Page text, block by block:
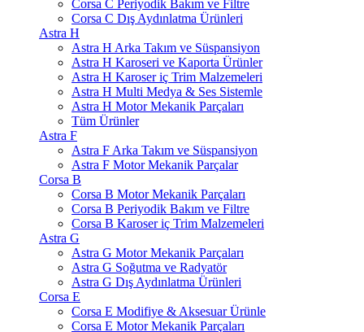
Corsa C Periyodik Bakım ve Filtre
Corsa C Dış Aydınlatma Ürünleri
Astra H
Astra H Arka Takım ve Süspansiyon
Astra H Karoseri ve Kaporta Ürünler
Astra H Karoser iç Trim Malzemeleri
Astra H Multi Medya & Ses Sistemle
Astra H Motor Mekanik Parçaları
Tüm Ürünler
Astra F
Astra F Arka Takım ve Süspansiyon
Astra F Motor Mekanik Parçalar
Corsa B
Corsa B Motor Mekanik Parçaları
Corsa B Periyodik Bakım ve Filtre
Corsa B Karoser iç Trim Malzemeleri
Astra G
Astra G Motor Mekanik Parçaları
Astra G Soğutma ve Radyatör
Astra G Dış Aydınlatma Ürünleri
Corsa E
Corsa E Modifiye & Aksesuar Ürünle
Corsa E Motor Mekanik Parçaları